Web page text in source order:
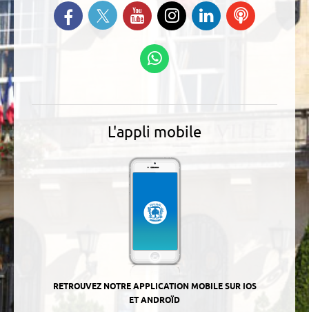
Retrouvez-nous sur Facebook
Suivez-nous sur Twitter
Suivez-nous sur YouTube
Suivez-nous sur
Instagram
Retrouvez-
nous sur
Ecoutez
L'appli mobile
RETROUVEZ NOTRE APPLICATION MOBILE SUR IOS
ET ANDROÏD